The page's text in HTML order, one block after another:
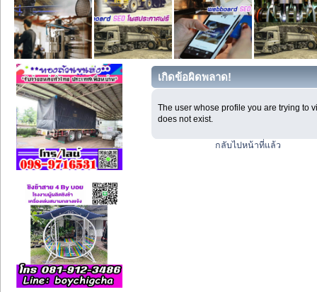
เกิดข้อผิดพลาด!
The user whose profile you are trying to
does not exist.
กลับไปหน้าที่แล้ว